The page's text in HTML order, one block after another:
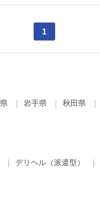
1
岩手県 秋田県
デリヘル（派遣型）